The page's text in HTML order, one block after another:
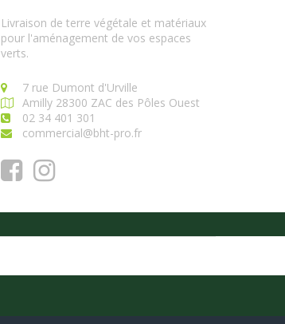
Livraison de terre végétale et matériaux
pour l'aménagement de vos espaces
verts.
7 rue Dumont d'Urville
Amilly 28300 ZAC des Pôles Ouest
02 34 401 301
commercial@bht-pro.fr